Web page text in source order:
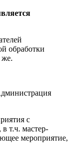
обработки
же.
с
т.ч. мастер-
мероприятие,